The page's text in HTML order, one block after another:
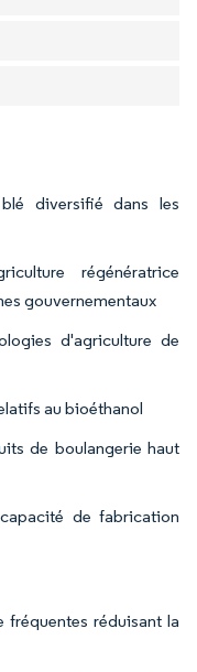
diversifié dans les
régénératrice
gouvernementaux
d'agriculture de
au bioéthanol
de boulangerie haut
de fabrication
fréquentes réduisant la